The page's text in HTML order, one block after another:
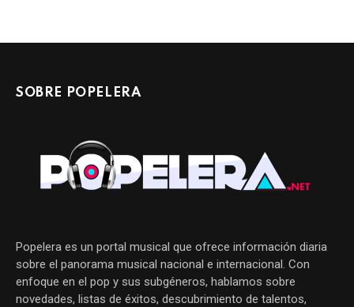
SOBRE POPELERA
Popelera es un portal musical que ofrece información diaria
sobre el panorama musical nacional e internacional. Con
enfoque en el pop y sus subgéneros, hablamos sobre
novedades, listas de éxitos, descubrimiento de talentos,